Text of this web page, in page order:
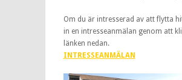
Om du är intresserad av att flytta
in en intresseanmälan genom att
länken nedan.
INTRESSEANMÄLAN